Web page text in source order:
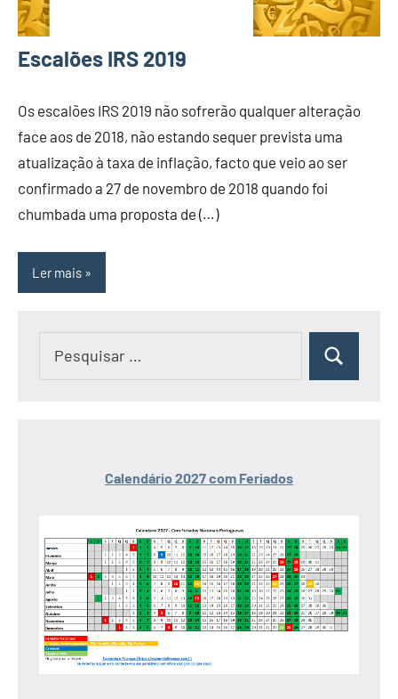
Escalões IRS 2019
Os escalões IRS 2019 não sofrerão qualquer alteração
face aos de 2018, não estando sequer prevista uma
atualização à taxa de inflação, facto que veio ao ser
confirmado a 27 de novembro de 2018 quando foi
chumbada uma proposta de (…)
Ler mais
Pesquisar
Calendário 2027 com Feriados